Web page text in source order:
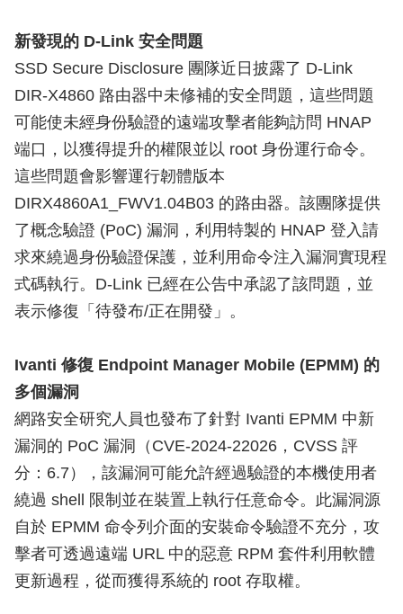
新發現的 D-Link 安全問題
SSD Secure Disclosure 團隊近日披露了 D-Link
DIR-X4860 路由器中未修補的安全問題，這些問題
可能使未經身份驗證的遠端攻擊者能夠訪問 HNAP
端口，以獲得提升的權限並以 root 身份運行命令。
這些問題會影響運行韌體版本
DIRX4860A1_FWV1.04B03 的路由器。該團隊提供
了概念驗證 (PoC) 漏洞，利用特製的 HNAP 登入請
求來繞過身份驗證保護，並利用命令注入漏洞實現程
式碼執行。D-Link 已經在公告中承認了該問題，並
表示修復「待發布/正在開發」。
Ivanti 修復 Endpoint Manager Mobile (EPMM) 的
多個漏洞
網路安全研究人員也發布了針對 Ivanti EPMM 中新
漏洞的 PoC 漏洞（CVE-2024-22026，CVSS 評
分：6.7），該漏洞可能允許經過驗證的本機使用者
繞過 shell 限制並在裝置上執行任意命令。此漏洞源
自於 EPMM 命令列介面的安裝命令驗證不充分，攻
擊者可透過遠端 URL 中的惡意 RPM 套件利用軟體
更新過程，從而獲得系統的 root 存取權。